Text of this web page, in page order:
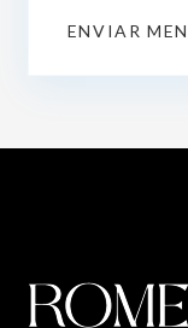
ENVIAR